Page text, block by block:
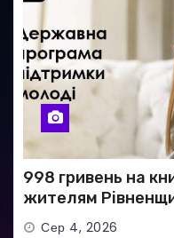
998 гривень на
жителям
програмою
Сер 4, 2026